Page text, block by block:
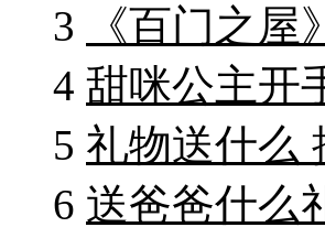
3
《百门之
4 甜咪公主开
5 礼物送什么
6 送爸爸什么